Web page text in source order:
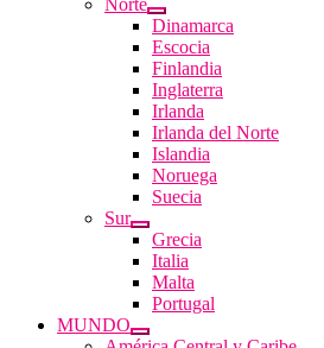
Norte
Dinamarca
Escocia
Finlandia
Inglaterra
Irlanda
Irlanda del Norte
Islandia
Noruega
Suecia
Sur
Grecia
Italia
Malta
Portugal
MUNDO